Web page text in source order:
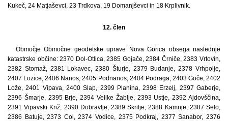
Kukeč, 24 Matjaševci, 23 Trdkova, 19 Domanjševci in 18 Krplivnik.
12. člen
Območje Območne geodetske uprave Nova Gorica obsega naslednje
katastrske občine: 2370 Dol-Otlica, 2385 Gojače, 2384 Črniče, 2383 Vrtovin,
2382 Stomaž, 2381 Lokavec, 2380 Šturje, 2379 Budanje, 2378 Vrhpolje,
2407 Lozice, 2406 Nanos, 2405 Podnanos, 2404 Podraga, 2403 Goče, 2402
Lože, 2401 Vipava, 2400 Slap, 2399 Planina, 2398 Erzelj, 2397 Gaberje,
2396 Šmarje, 2395 Brje, 2394 Velike Žablje, 2393 Ustje, 2392 Ajdovščina,
2391 Vipavski Križ, 2390 Dobravlje, 2389 Skrilje, 2388 Kamnje, 2387 Selo,
2386 Batuje, 2373 Col, 2374 Vodice, 2375 Podkraj, 2377 Sanabor, 2376